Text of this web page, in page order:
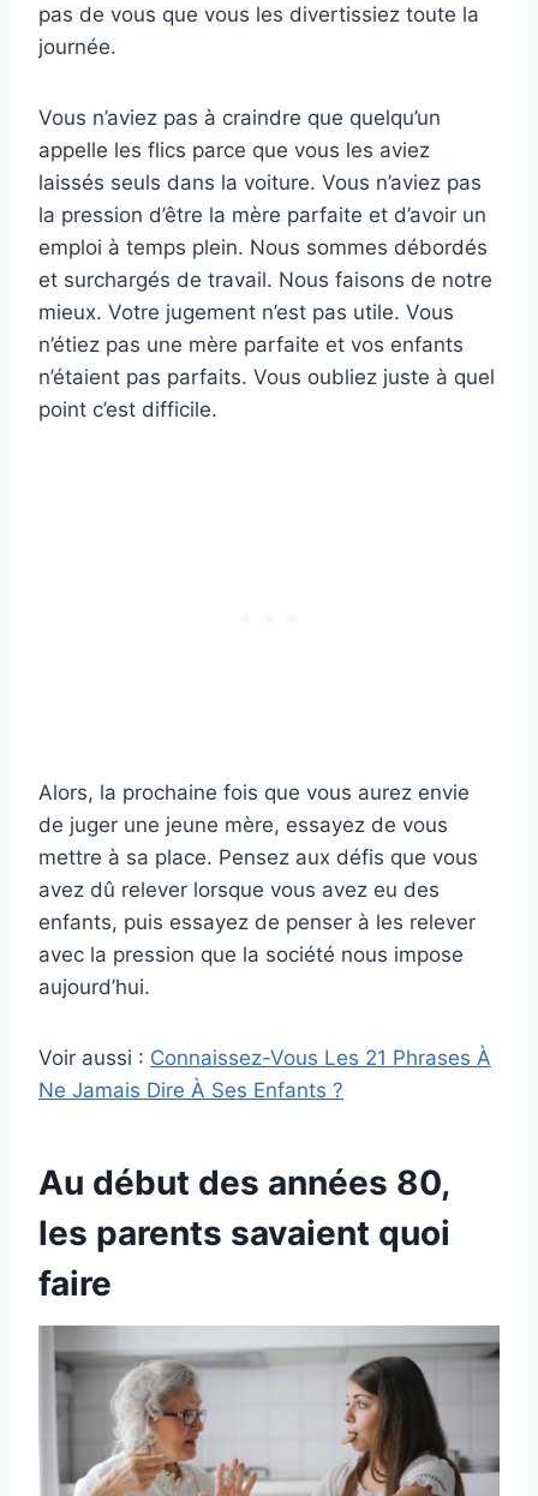
pas de vous que vous les divertissiez toute la
journée.
Vous n’aviez pas à craindre que quelqu’un
appelle les flics parce que vous les aviez
laissés seuls dans la voiture. Vous n’aviez pas
la pression d’être la mère parfaite et d’avoir un
emploi à temps plein. Nous sommes débordés
et surchargés de travail. Nous faisons de notre
mieux. Votre jugement n’est pas utile. Vous
n’étiez pas une mère parfaite et vos enfants
n’étaient pas parfaits. Vous oubliez juste à quel
point c’est difficile.
Alors, la prochaine fois que vous aurez envie
de juger une jeune mère, essayez de vous
mettre à sa place. Pensez aux défis que vous
avez dû relever lorsque vous avez eu des
enfants, puis essayez de penser à les relever
avec la pression que la société nous impose
aujourd’hui.
Voir aussi : Connaissez-Vous Les 21 Phrases À
Ne Jamais Dire À Ses Enfants ?
Au début des années 80,
les parents savaient quoi
faire